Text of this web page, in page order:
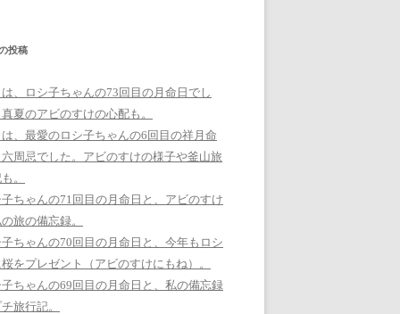
投稿
、ロシ子ちゃんの73回目の月命日でし
夏のアビのすけの心配も。
、最愛のロシ子ちゃんの6回目の祥月命
周忌でした。アビのすけの様子や釜山旅
。
ちゃんの71回目の月命日と、アビのすけ
旅の備忘録。
ちゃんの70回目の月命日と、今年もロシ
をプレゼント（アビのすけにもね）。
ちゃんの69回目の月命日と、私の備忘録
旅行記。